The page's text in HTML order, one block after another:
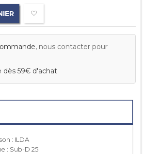
nous contacter pour
dès 59€ d'achat
: ILDA
: Sub-D 25